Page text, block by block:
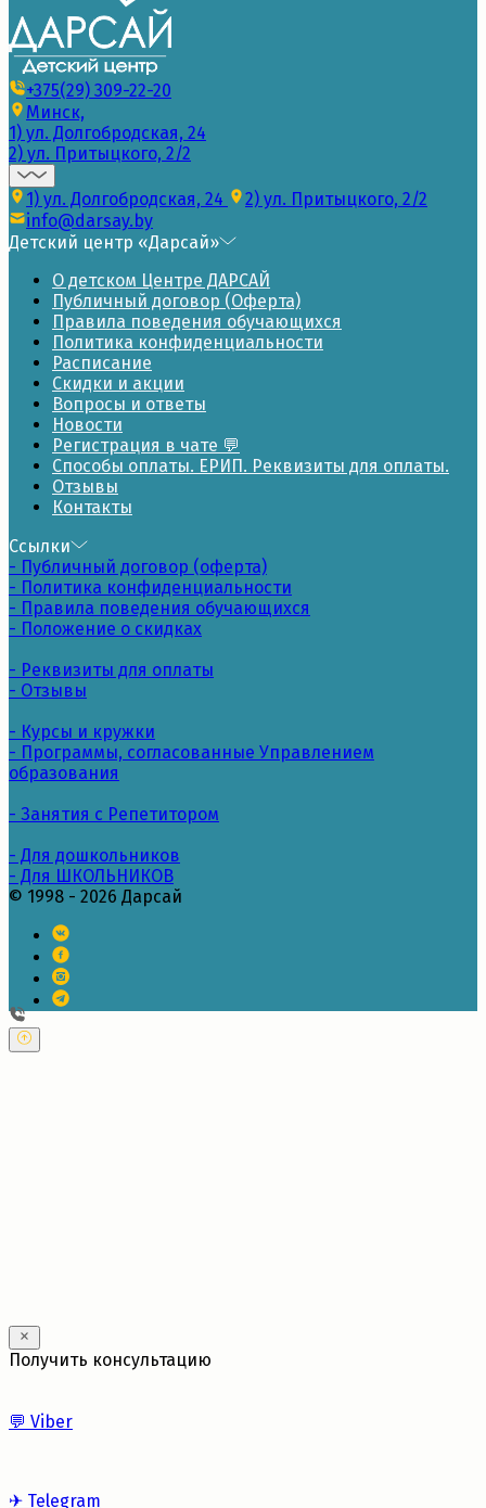
+375(29) 309-22-20
Минск,
1) ул. Долгобродская, 24
2) ул. Притыцкого, 2/2
1) ул. Долгобродская, 24
2) ул. Притыцкого, 2/2
info@darsay.by
Детский центр «Дарсай»
О детском Центре ДАРСАЙ
Публичный договор (Оферта)
Правила поведения обучающихся
Политика конфиденциальности
Расписание
Скидки и акции
Вопросы и ответы
Новости
Регистрация в чате 💬
Способы оплаты. ЕРИП. Реквизиты для оплаты.
Отзывы
Контакты
Ссылки
- Публичный договор (оферта)
- Политика конфиденциальности
- Правила поведения обучающихся
- Положение о скидках
- Реквизиты для оплаты
- Отзывы
- Курсы и кружки
- Программы, согласованные Управлением
образования
- Занятия с Репетитором
- Для дошкольников
- Для ШКОЛЬНИКОВ
© 1998 - 2026 Дарсай
Получить консультацию
💬 Viber
✈ Telegram